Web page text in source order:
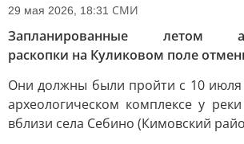
29 мая 2026, 18:31 СМИ
Запланированные летом
раскопки на Куликовом поле
Они должны были пройти с 10 июля
археологическом комплексе у
вблизи села Себино (Кимовский